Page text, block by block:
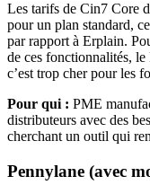
Les tarifs de Cin7 Core
pour un plan standard,
par rapport à Erplain.
de ces fonctionnalités,
c’est trop cher pour les
Pour qui : PME
distributeurs avec des
cherchant un outil qui
Pennylane (avec